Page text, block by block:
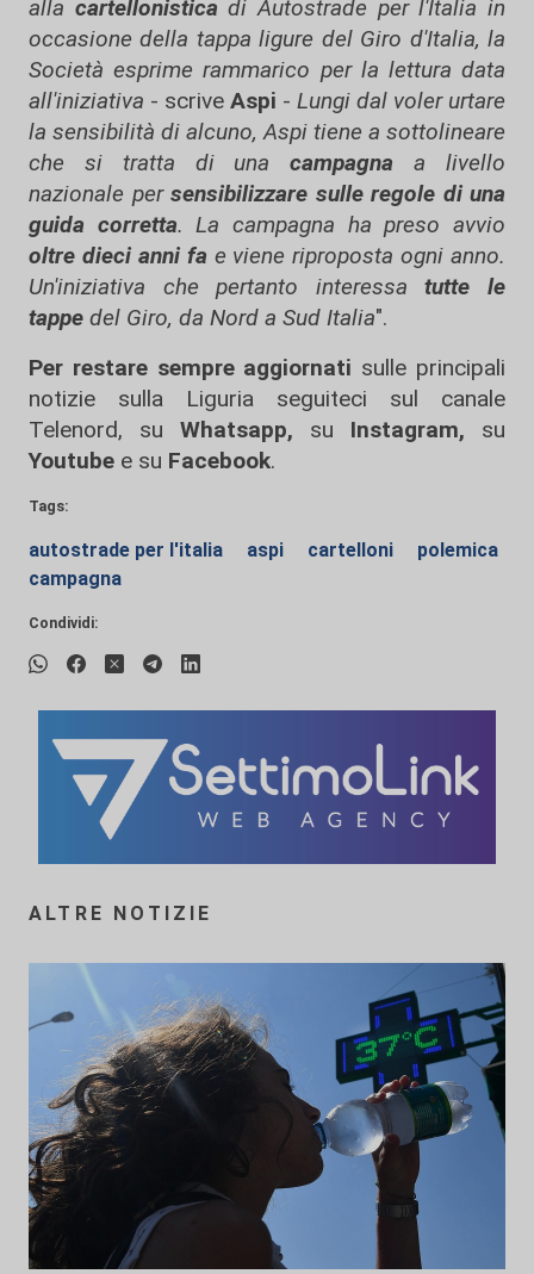
alla cartellonistica di Autostrade per l'Italia in
occasione della tappa ligure del Giro d'Italia, la
Società esprime rammarico per la lettura data
all'iniziativa - scrive Aspi - Lungi dal voler urtare
la sensibilità di alcuno, Aspi tiene a sottolineare
che si tratta di unacampagna a livello
nazionale per sensibilizzare sulle regole di una
guida corretta. La campagna ha preso avvio
oltre dieci anni fa e viene riproposta ogni anno.
Un'iniziativa che pertanto interessatutte le
tappe del Giro, da Nord a Sud Italia".
Per restare sempre aggiornati sulle principali
notizie sulla Liguria seguiteci sul canale
Telenord, su
Whatsapp, su Instagram, su
Youtube e su Facebook.
Tags:
autostrade per l'italia aspi cartelloni
polemica
campagna
Condividi:
ALTRE NOTIZIE